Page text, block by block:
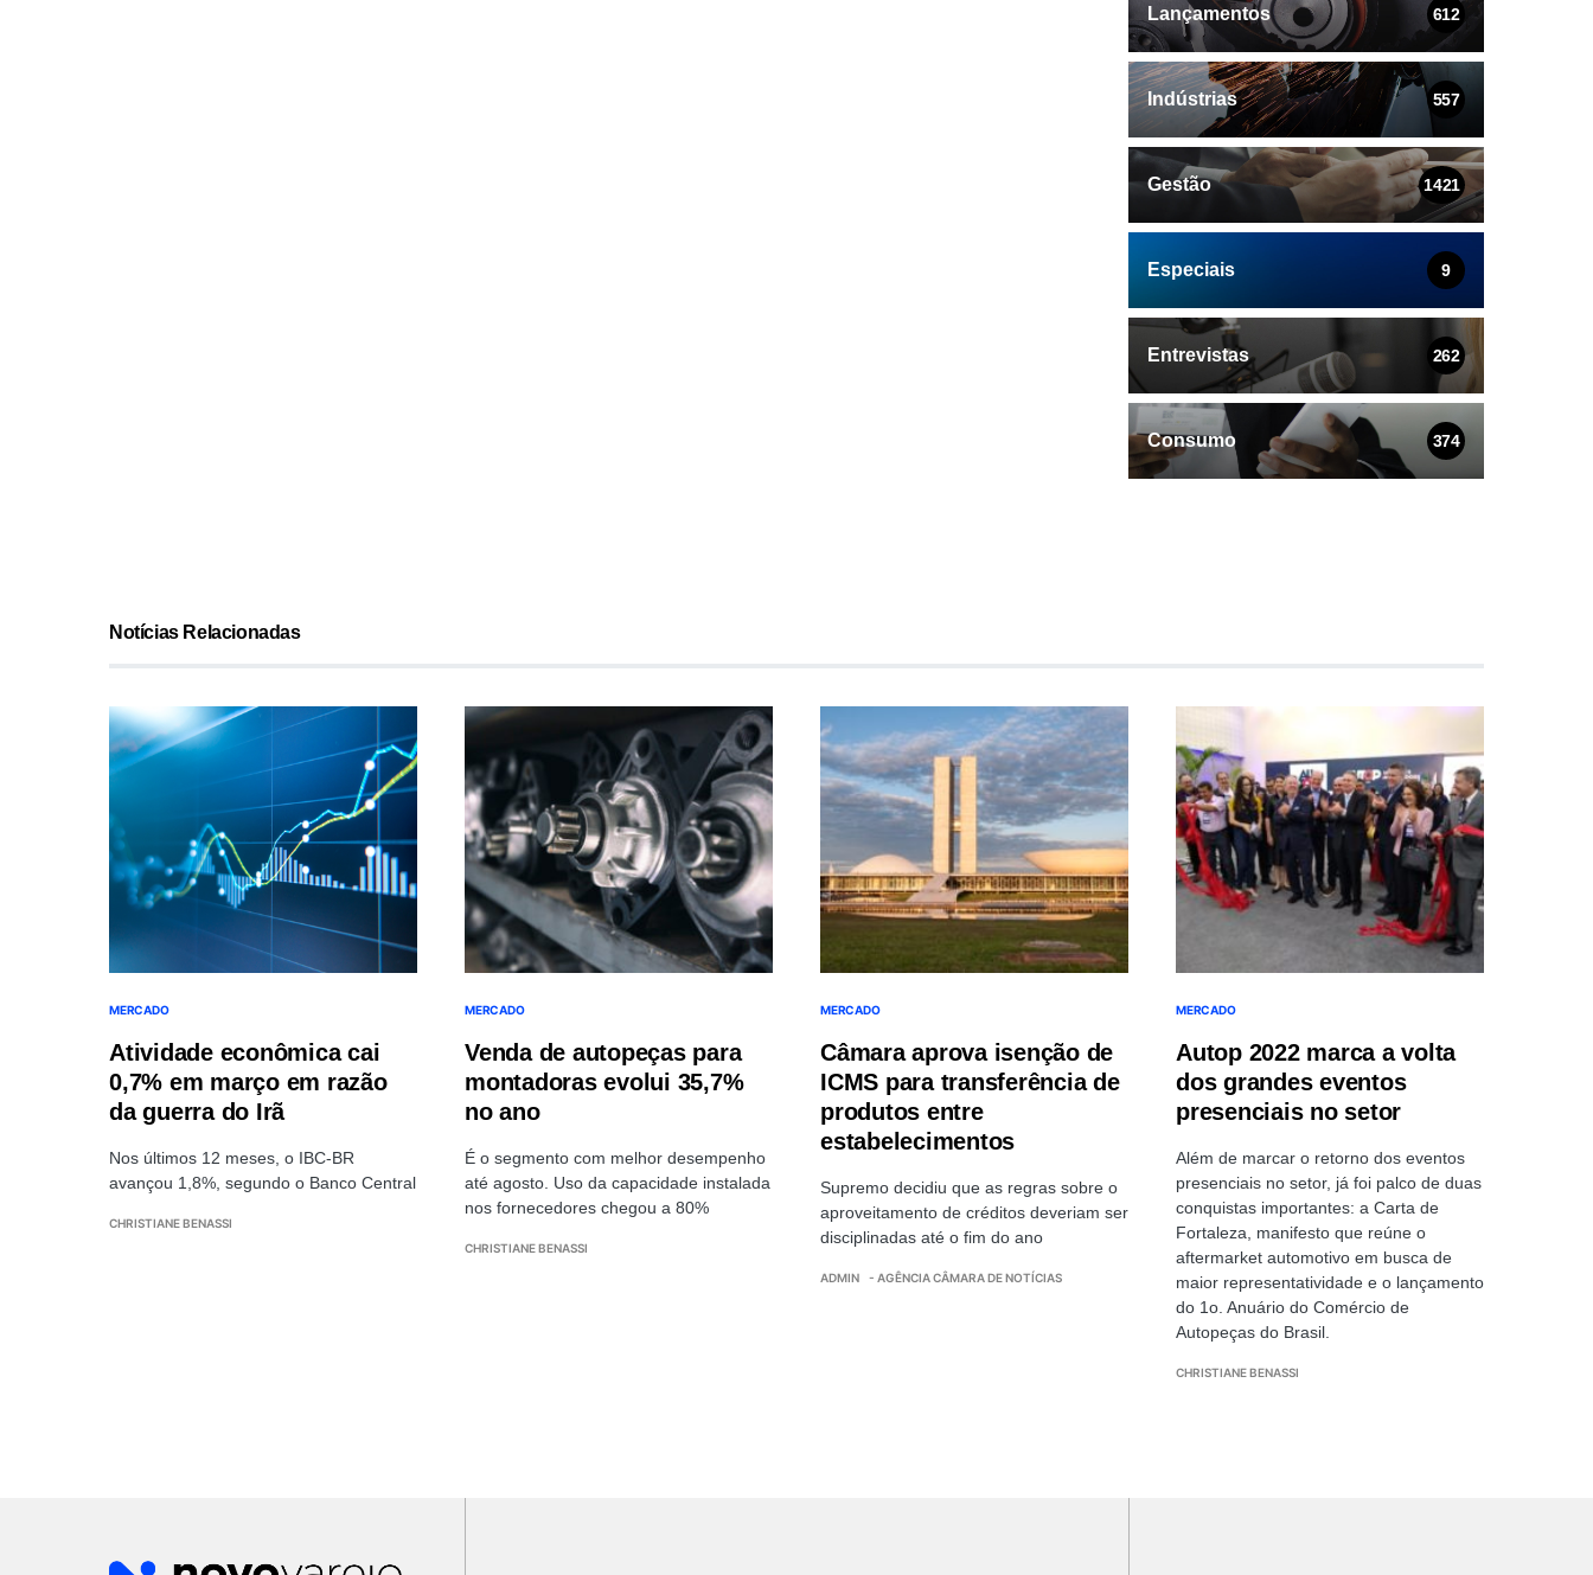
Lançamentos 612
Indústrias 557
Gestão 1421
Especiais 9
Entrevistas 262
Consumo 374
Notícias Relacionadas
MERCADO
Atividade econômica cai
0,7% em março em razão
da guerra do Irã
Nos últimos 12 meses, o IBC-BR
avançou 1,8%, segundo o Banco Central
CHRISTIANE BENASSI
MERCADO
Venda de autopeças para
montadoras evolui 35,7%
no ano
É o segmento com melhor desempenho
até agosto. Uso da capacidade instalada
nos fornecedores chegou a 80%
CHRISTIANE BENASSI
MERCADO
Câmara aprova isenção de
ICMS para transferência de
produtos entre
estabelecimentos
Supremo decidiu que as regras sobre o
aproveitamento de créditos deveriam ser
disciplinadas até o fim do ano
ADMIN - AGÊNCIA CÂMARA DE NOTÍCIAS
MERCADO
Autop 2022 marca a volta
dos grandes eventos
presenciais no setor
Além de marcar o retorno dos eventos
presenciais no setor, já foi palco de duas
conquistas importantes: a Carta de
Fortaleza, manifesto que reúne o
aftermarket automotivo em busca de
maior representatividade e o lançamento
do 1o. Anuário do Comércio de
Autopeças do Brasil.
CHRISTIANE BENASSI